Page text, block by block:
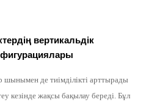
вертикальдік
шынымен де тиімділікті арттырады
кезінде жақсы бақылау береді. Бұл